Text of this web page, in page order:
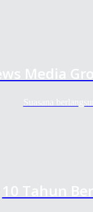
Media
Suasana
10 Tahun